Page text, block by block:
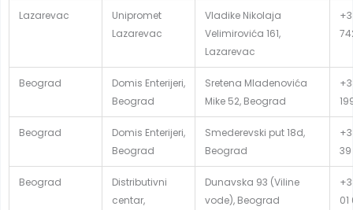
Lazarevac
Unipromet
Lazarevac
Vladike Nikolaja
Velimirovića 161,
Lazarevac
Beograd
Domis Enterijeri,
Beograd
Sretena Mladenovića
Mike 52, Beograd
Beograd
Domis Enterijeri,
Beograd
Smederevski put 18d,
Beograd
Beograd
Distributivni
centar,
Dunavska 93 (Viline
vode), Beograd
01